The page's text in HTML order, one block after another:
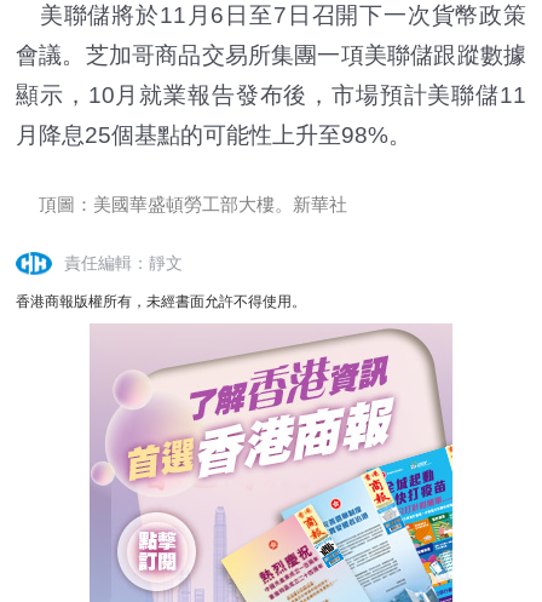
美聯儲將於11月6日至7日召開下一次貨幣政策
會議。芝加哥商品交易所集團一項美聯儲跟蹤數據
顯示，10月就業報告發布後，市場預計美聯儲11
月降息25個基點的可能性上升至98%。
頂圖：美國華盛頓勞工部大樓。新華社
責任編輯：靜文
香港商報版權所有，未經書面允許不得使用。